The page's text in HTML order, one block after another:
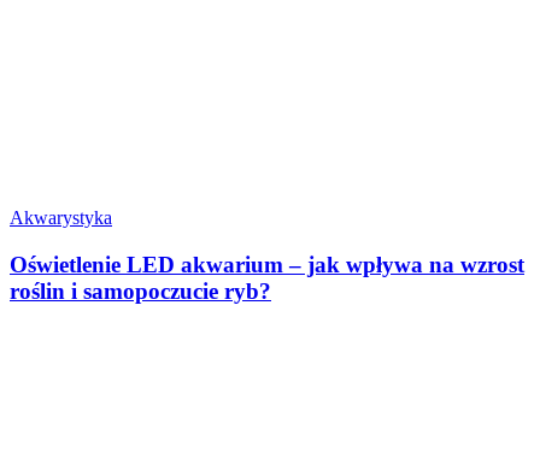
Akwarystyka
Oświetlenie LED akwarium – jak wpływa na wzrost
roślin i samopoczucie ryb?